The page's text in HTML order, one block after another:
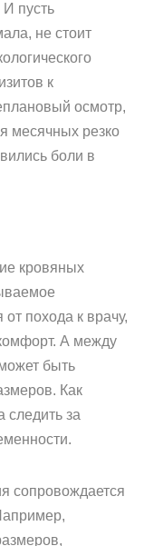
пусть
не стоит
к
осмотр,
месячных резко
боли в
кровяных
похода к врачу,
А между
быть
Как
следить за
сопровождается